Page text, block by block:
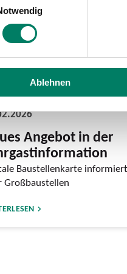
Ablehnen
Angebot in der
Baustellenkarte
Großbaustellen